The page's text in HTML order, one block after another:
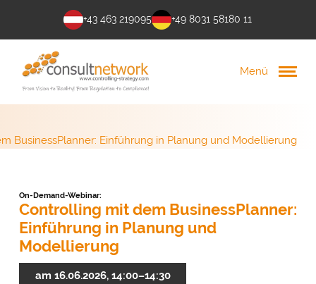
+43 463 219095 +49 8031 58180 11
Menü
BusinessPlanner: Einführung in Planung und Modellierung
On-Demand-Webinar:
Controlling mit dem BusinessPlanner:
Einführung in Planung und
Modellierung
am 16.06.2026, 14:00–14:30